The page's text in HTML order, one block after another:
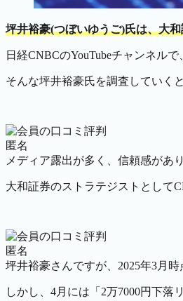
坪井裕豪(つぼいゆうご)氏は、大
日経CNBCのYouTubeチャンネル
そんな坪井裕豪氏を調査していく
匿名
メディア露出が多く、信頼感があ
大和証券のストラテジストとして
匿名
坪井裕豪さんですが、2025年3月
しかし、4月には「2万7000円下落